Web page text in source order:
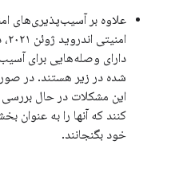
علاوه بر آسیب‌پذیری‌های
دارای وصله‌هایی برای
شده در زیر هستند. در
این مشکلات در حال
کنند که آنها را به عنوان
خود بگنجانند.